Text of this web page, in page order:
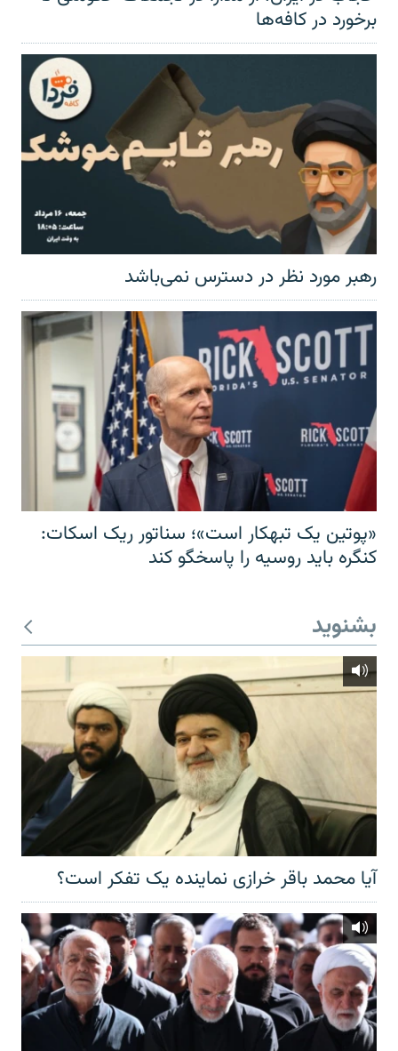
برخورد در کافه‌ها
رهبر مورد نظر در دسترس نمی‌باشد
«پوتین یک تبهکار است»؛ سناتور ریک اسکات:
کنگره باید روسیه را پاسخگو کند
بشنوید
آیا محمد باقر خرازی نماینده یک تفکر است؟